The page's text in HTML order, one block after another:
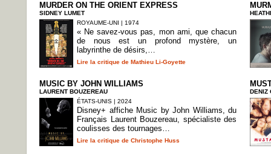
MURDER ON THE ORIENT EXPRESS
SIDNEY LUMET
ROYAUME-UNI | 1974
« Ne savez-vous pas, mon ami, que chacun
de nous est un profond mystère, un
labyrinthe de désirs,…
Lire la critique de Mathieu Li-Goyette
MUSIC BY JOHN WILLIAMS
LAURENT BOUZEREAU
ÉTATS-UNIS | 2024
Disney+ affiche Music by John Williams, du
Français Laurent Bouzereau, spécialiste des
coulisses des tournages…
Lire la critique de Christophe Huss
DENIZ